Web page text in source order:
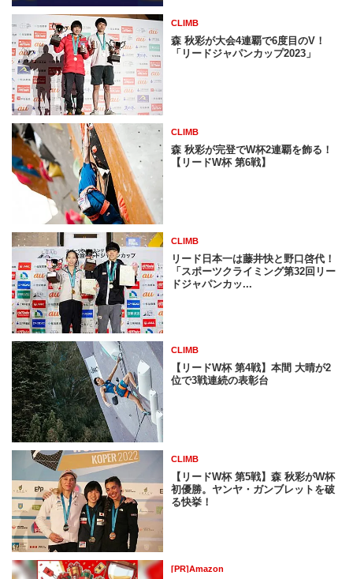
CLIMB
森 秋彩が大会4連覇で6度目のV！
「リードジャパンカップ2023」
CLIMB
森 秋彩が完登でW杯2連覇を飾る！
【リードW杯 第6戦】
CLIMB
リード日本一は藤井快と野口啓代！
「スポーツクライミング第32回リー
ドジャパンカッ...
CLIMB
【リードW杯 第4戦】本間 大晴が2
位で3戦連続の表彰台
CLIMB
【リードW杯 第5戦】森 秋彩がW杯
初優勝。ヤンヤ・ガンブレットを破
る快挙！
[PR]Amazon